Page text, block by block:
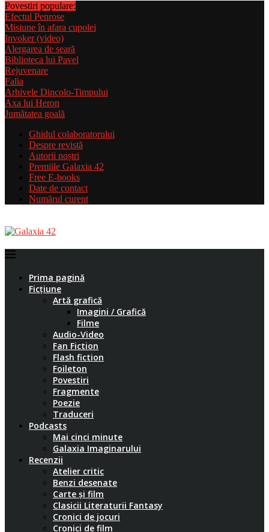
Povestiri populare:
Efectul Penrose
Misiune în afara cupolei
Invoker (video)
Alergarea de seară
Biblioteca lui Pavel
Rejuvenare
Falia
Arhivele Dincolo-Timpului
Axa lui Heron
Jumătatea goală
Ghidul colaboratorului
Despre revistă
Autorii noștri
Premiile Galaxia 42
Free E-books
Date de contact
Numărul curent
Prima pagină
Ficțiune
Artă grafică
Imagini / Grafică
Filme
Audio-Video
Fan Fiction
Flash fiction
Foileton
Povestiri
Fragmente
Poezie
Traduceri
Podcasts
Mai cinci minute
Galaxia Imaginarului
Recenzii
Atelier critic
Benzi desenate
Carte și film
Clasicii Literaturii Fantasy
Cronici de jocuri
Cronici de film